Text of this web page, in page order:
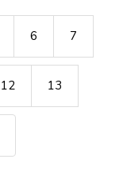
6 7
12 13